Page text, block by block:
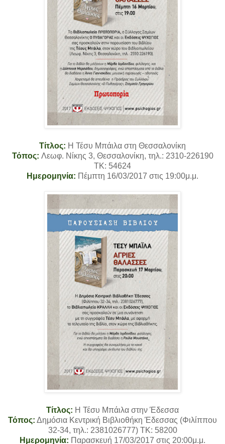
Τίτλος: Η Τέσυ Μπάιλα στη Θεσσαλονίκη
Τόπος: Λεωφ. Νίκης 3, Θεσσαλονίκη, τηλ.: 2310-226190
TK: 54624
Ημερομηνία: Πέμπτη 16/03/2017 στις 19:00μ.μ.
Τίτλος: Η Τέσυ Μπάιλα στην Έδεσσα
Τόπος: Δημόσια Κεντρική Βιβλιοθήκη Έδεσσας (Φιλίππου
32-34, τηλ.: 2381026777) TK: 58200
Ημερομηνία: Παρασκευή 17/03/2017 στις 20:00μ.μ.